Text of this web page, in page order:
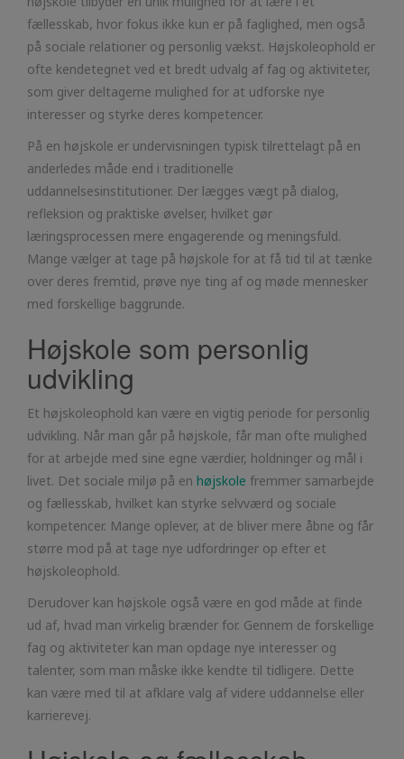
fællesskab, hvor fokus ikke kun er på faglighed, men også
på sociale relationer og personlig vækst. Højskoleophold er
ofte kendetegnet ved et bredt udvalg af fag og aktiviteter,
som giver deltagerne mulighed for at udforske nye
interesser og styrke deres kompetencer.
På en højskole er undervisningen typisk tilrettelagt på en
anderledes måde end i traditionelle
uddannelsesinstitutioner. Der lægges vægt på dialog,
refleksion og praktiske øvelser, hvilket gør
læringsprocessen mere engagerende og meningsfuld.
Mange vælger at tage på højskole for at få tid til at tænke
over deres fremtid, prøve nye ting af og møde mennesker
med forskellige baggrunde.
Højskole som personlig
udvikling
Et højskoleophold kan være en vigtig periode for personlig
udvikling. Når man går på højskole, får man ofte mulighed
for at arbejde med sine egne værdier, holdninger og mål i
livet. Det sociale miljø på en højskole fremmer samarbejde
og fællesskab, hvilket kan styrke selvværd og sociale
kompetencer. Mange oplever, at de bliver mere åbne og får
større mod på at tage nye udfordringer op efter et
højskoleophold.
Derudover kan højskole også være en god måde at finde
ud af, hvad man virkelig brænder for. Gennem de forskellige
fag og aktiviteter kan man opdage nye interesser og
talenter, som man måske ikke kendte til tidligere. Dette
kan være med til at afklare valg af videre uddannelse eller
karrierevej.